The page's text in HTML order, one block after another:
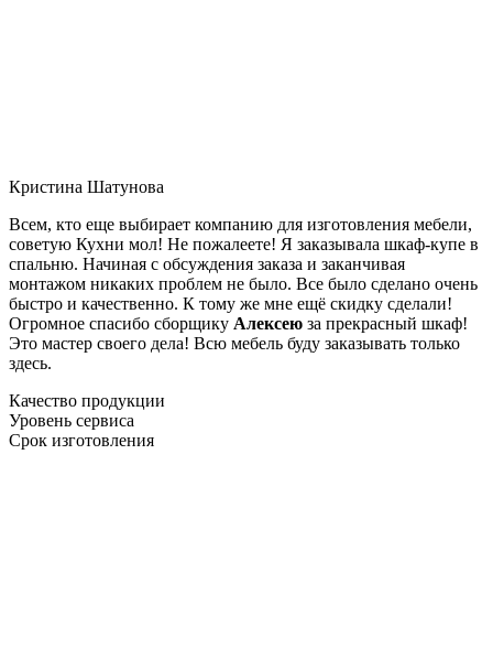
Кристина Шатунова
Всем, кто еще выбирает компанию для изготовления мебели,
советую Кухни мол! Не пожалеете! Я заказывала шкаф-купе в
спальню. Начиная с обсуждения заказа и заканчивая
монтажом никаких проблем не было. Все было сделано очень
быстро и качественно. К тому же мне ещё скидку сделали!
Огромное спасибо сборщику Алексею за прекрасный шкаф!
Это мастер своего дела! Всю мебель буду заказывать только
здесь.
Качество продукции
Уровень сервиса
Срок изготовления